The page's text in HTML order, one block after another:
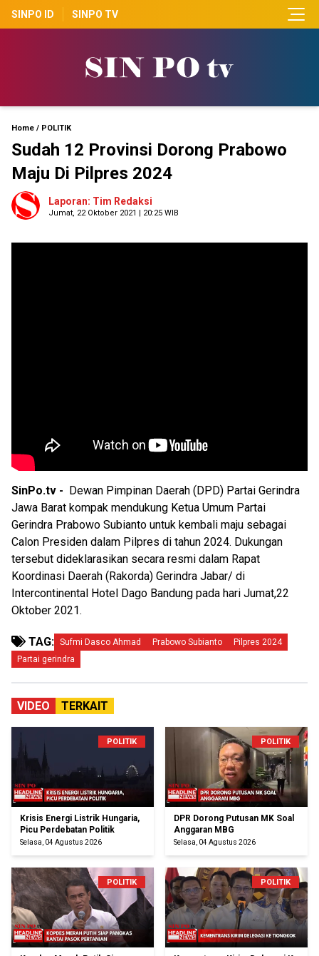
SINPO ID SINPO TV
Home / POLITIK
Sudah 12 Provinsi Dorong Prabowo
Maju Di Pilpres 2024
Laporan: Tim Redaksi
Jumat, 22 Oktober 2021 | 20:25 WIB
SinPo.tv -
Dewan Pimpinan Daerah (DPD) Partai Gerindra
Jawa Barat kompak mendukung Ketua Umum Partai
Gerindra Prabowo Subianto untuk kembali maju sebagai
Calon Presiden dalam Pilpres di tahun 2024. Dukungan
tersebut dideklarasikan secara resmi dalam Rapat
Koordinasi Daerah (Rakorda) Gerindra Jabar/ di
Intercontinental Hotel Dago Bandung pada hari Jumat,22
Oktober 2021.
TAG: Sufmi Dasco Ahmad Prabowo Subianto
Pilpres 2024
Partai gerindra
VIDEO TERKAIT
POLITIK
Krisis Energi Listrik Hungaria,
Picu Perdebatan Politik
Selasa, 04 Agustus 2026
POLITIK
DPR Dorong Putusan MK Soal
Anggaran MBG
Selasa, 04 Agustus 2026
POLITIK POLITIK